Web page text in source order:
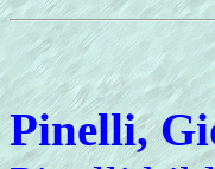
Pinelli,